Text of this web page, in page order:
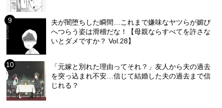
夫が闇堕ちした瞬間…これまで嫌味なヤツらが媚び
へつらう姿は滑稽だな！【母親ならすべてを許さな
いとダメですか？ Vol.28】
「元嫁と別れた理由ってそれ？」友人から夫の過去
を突っ込まれ不安…信じて結婚した夫の過去まで信
じれる？